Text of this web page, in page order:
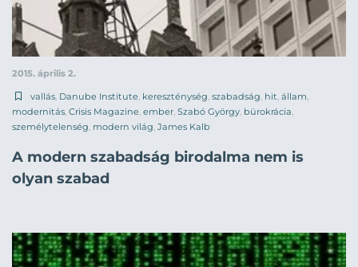
2015. április 2.
vallás Danube Institute kereszténység szabadság hit állam
modernitás Crisis Magazine ember Szabó György bürokrácia
személytelenség modern világ James Kalb
A modern szabadság birodalma nem is
olyan szabad